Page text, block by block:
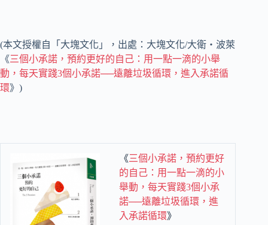
(本文授權自「大塊文化」，出處：大塊文化/大衛‧波萊
《三個小承諾，預約更好的自己：用一點一滴的小舉
動，每天實踐3個小承諾──遠離垃圾循環，進入承諾循
環》)
《三個小承諾，預約更好
的自己：用一點一滴的小
舉動，每天實踐3個小承
諾──遠離垃圾循環，進
入承諾循環》